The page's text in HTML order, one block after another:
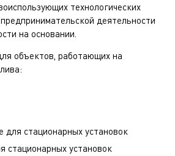
технологических
деятельности
на основании.
объектов, работающих на
для стационарных установок
стационарных установок